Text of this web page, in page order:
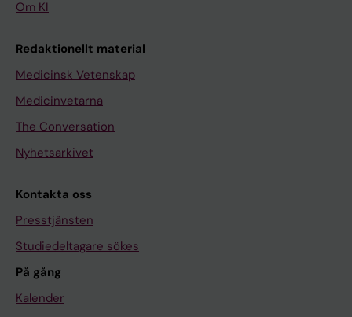
Om KI
Redaktionellt material
Medicinsk Vetenskap
Medicinvetarna
The Conversation
Nyhetsarkivet
Kontakta oss
Presstjänsten
Studiedeltagare sökes
På gång
Kalender